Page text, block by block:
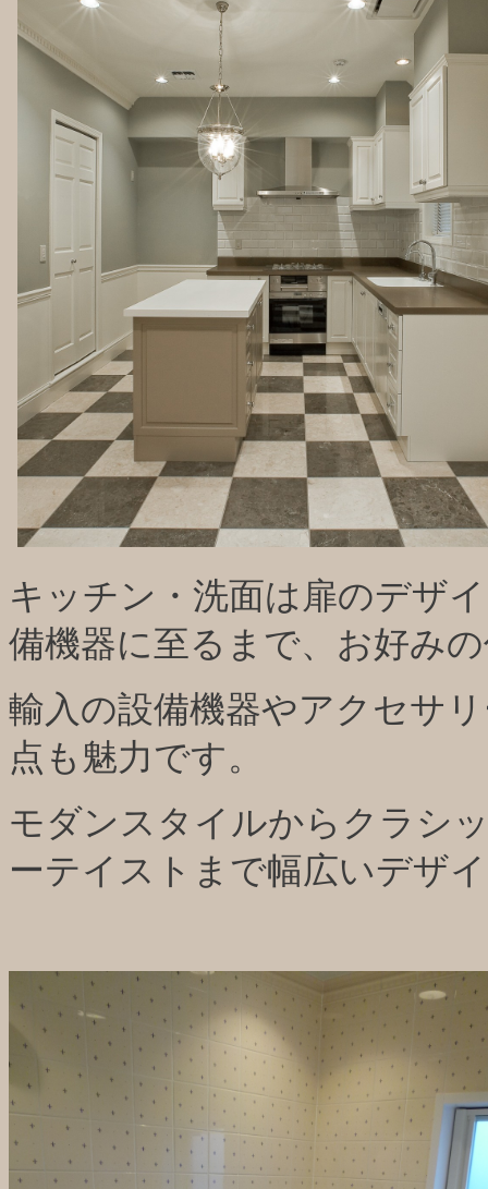
キッチン・洗面は扉のデザ
備機器に至るまで、お好み
輸入の設備機器やアクセサ
点も魅力です。
モダンスタイルからクラシ
ーテイストまで幅広いデザ